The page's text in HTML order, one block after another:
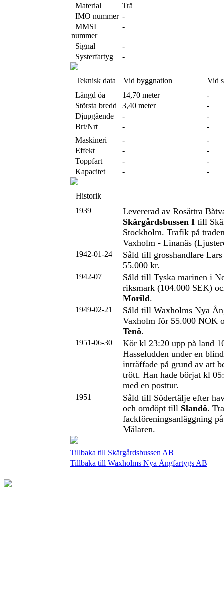
Material
Trä
IMO nummer -
MMSI
nummer
-
Signal
-
Systerfartyg
-
Teknisk data Vid byggnation
Vid
Längd öa
14,70 meter
-
Största bredd
3,40 meter
-
Djupgående
-
-
Brt/Nrt
-
-
Maskineri
-
-
Effekt
-
-
Toppfart
-
-
Kapacitet
- -
Historik
1939
Levererad av Rosättra
Skärgårdsbussen I till
Stockholm. Trafik på
Vaxholm - Linanäs
1942-01-24
Såld till grosshandlare
55.000 kr.
1942-07
Såld till Tyska marinen i
riksmark (104.000 SEK)
Morild.
1949-02-21
Såld till Waxholms Nya
Vaxholm för 55.000 NOK
Tenö.
1951-06-30
Kör kl 23:20 upp på land
Hasseludden under en
inträffade på grund av att
trött. Han hade börjat kl
med en posttur.
1951
Såld till Södertälje efter
och omdöpt till Slandö.
fackföreningsanläggning
Mälaren.
Tillbaka till Skärgårdsbussen AB
Tillbaka till Waxholms Nya Ångfartygs AB